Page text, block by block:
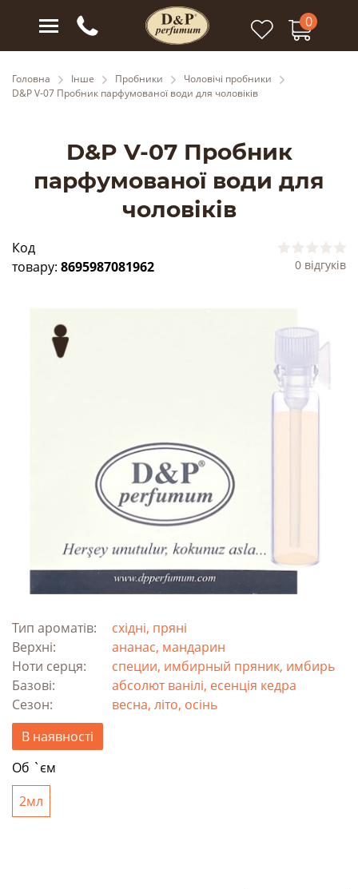
0
Головна Інше Пробники
Чоловічі пробники
D&P V-07 Пробник парфумованої води для чоловіків
D&P V-07 Пробник
парфумованої води для
чоловіків
Код
товару: 8695987081962 0 відгуків
Тип ароматів:
східні, пряні
Верхні:
ананас, мандарин
Ноти серця:
специи, имбирный пряник, имбирь
Базові:
абсолют ванілі, есенція кедра
Сезон:
весна, літо, осінь
В наявності
Об `єм
2мл